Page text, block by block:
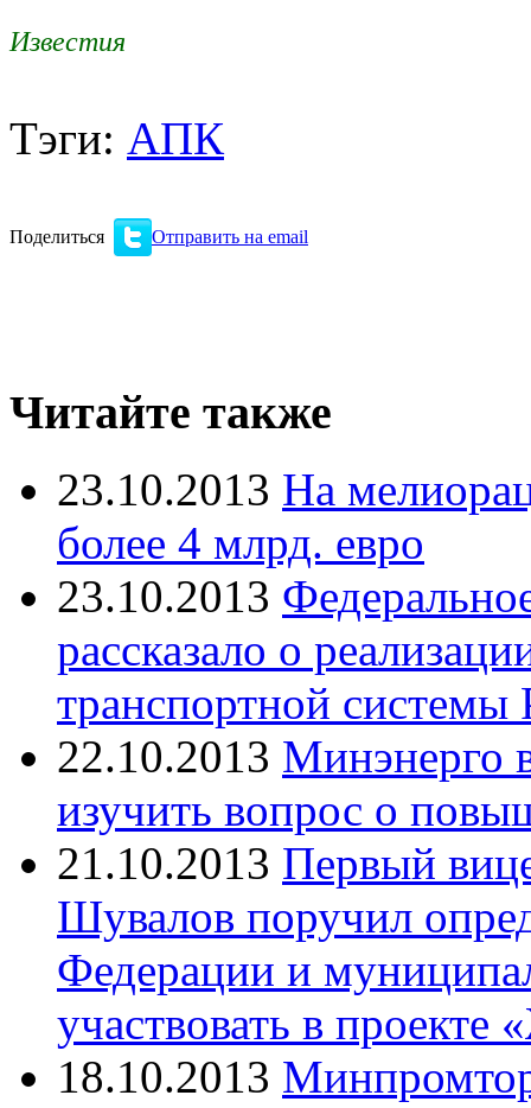
Известия
Тэги: АПК
Поделиться Отправить на email
Читайте также
23.10.2013 На
более 4 млрд. евро
23.10.2013
рассказало о
транспортной системы
22.10.2013 Минэнерго
изучить вопрос о
21.10.2013 Первый
Шувалов поручил
Федерации и
участвовать в проекте
18.10.2013